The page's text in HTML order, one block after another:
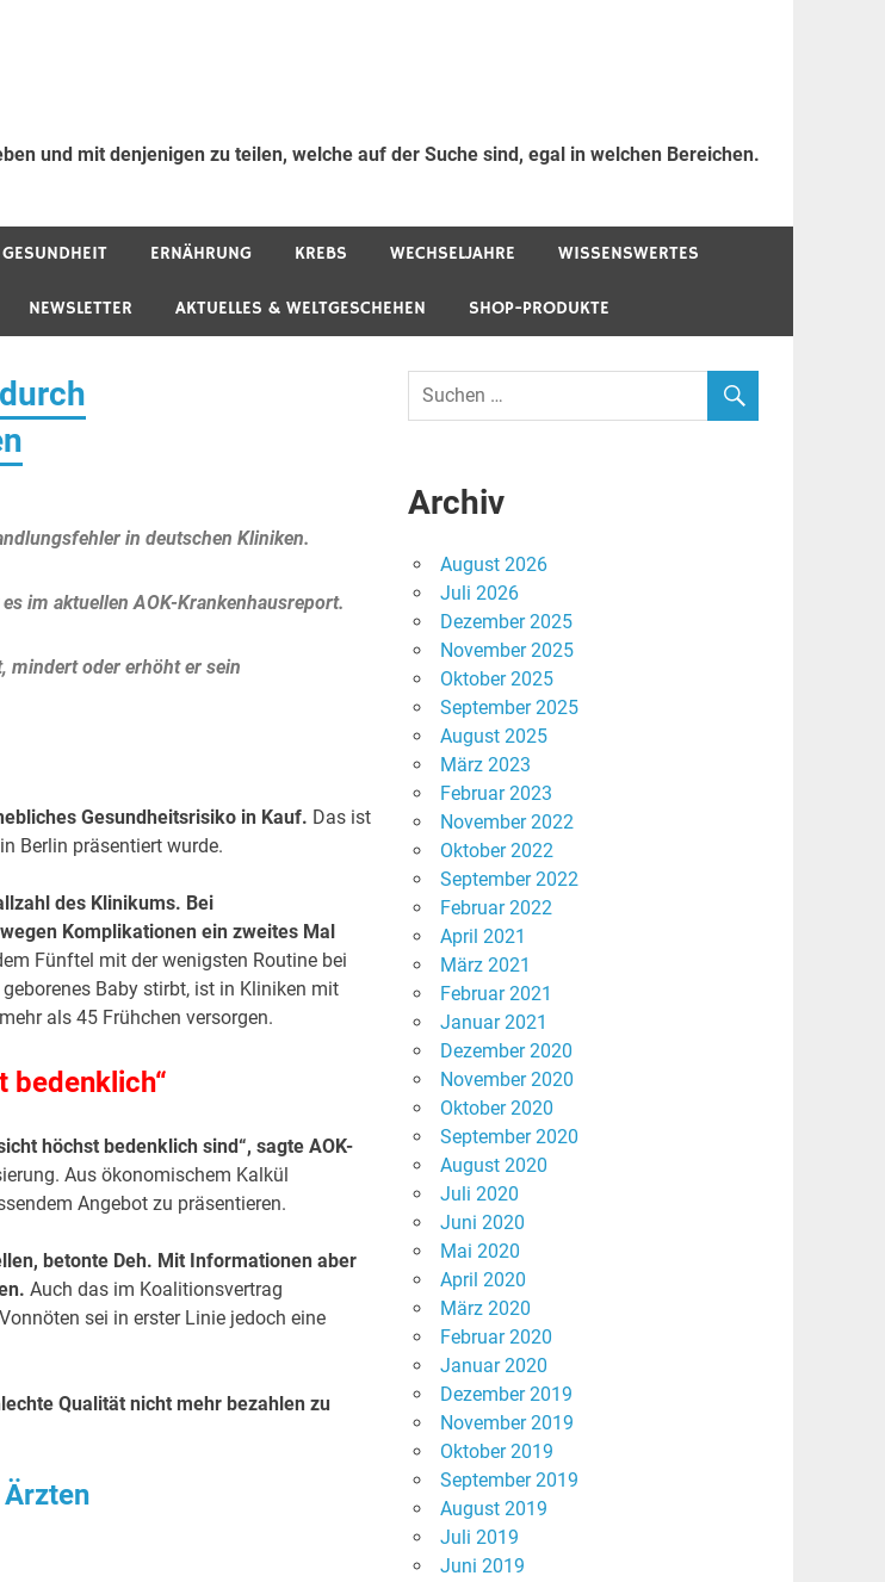
und mit denjenigen zu teilen, welche auf der Suche sind, egal in welchen Bereichen.
GESUNDHEIT ERNÄHRUNG KREBS WECHSELJAHRE WISSENSWERTES
NEWSLETTER AKTUELLES & WELTGESCHEHEN SHOP-PRODUKTE
in deutschen Kliniken.
im aktuellen AOK-Krankenhausreport.
mindert oder erhöht er sein
Gesundheitsrisiko in Kauf. Das ist
Berlin präsentiert wurde.
des Klinikums. Bei
Komplikationen ein zweites Mal
Fünftel mit der wenigsten Routine bei
Baby stirbt, ist in Kliniken mit
als 45 Frühchen versorgen.
bedenklich“
höchst bedenklich sind“, sagte AOK-
Aus ökonomischem Kalkül
Angebot zu präsentieren.
betonte Deh. Mit Informationen aber
Auch das im Koalitionsvertrag
sei in erster Linie jedoch eine
Qualität nicht mehr bezahlen zu
Archiv
August 2026
Juli 2026
Dezember 2025
November 2025
Oktober 2025
September 2025
August 2025
März 2023
Februar 2023
November 2022
Oktober 2022
September 2022
Februar 2022
April 2021
März 2021
Februar 2021
Januar 2021
Dezember 2020
November 2020
Oktober 2020
September 2020
August 2020
Juli 2020
Juni 2020
Mai 2020
April 2020
März 2020
Februar 2020
Januar 2020
Dezember 2019
November 2019
Oktober 2019
September 2019
August 2019
Juli 2019
Juni 2019